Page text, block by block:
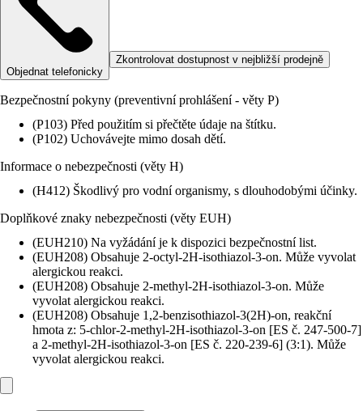
Objednat telefonicky
Zkontrolovat dostupnost v nejbližší prodejně
Bezpečnostní pokyny (preventivní prohlášení - věty P)
(P103) Před použitím si přečtěte údaje na štítku.
(P102) Uchovávejte mimo dosah dětí.
Informace o nebezpečnosti (věty H)
(H412) Škodlivý pro vodní organismy, s dlouhodobými účinky.
Doplňkové znaky nebezpečnosti (věty EUH)
(EUH210) Na vyžádání je k dispozici bezpečnostní list.
(EUH208) Obsahuje 2-octyl-2H-isothiazol-3-on. Může vyvolat
alergickou reakci.
(EUH208) Obsahuje 2-methyl-2H-isothiazol-3-on. Může
vyvolat alergickou reakci.
(EUH208) Obsahuje 1,2-benzisothiazol-3(2H)-on, reakční
hmota z: 5-chlor-2-methyl-2H-isothiazol-3-on [ES č. 247-500-7]
a 2-methyl-2H-isothiazol-3-on [ES č. 220-239-6] (3:1). Může
vyvolat alergickou reakci.